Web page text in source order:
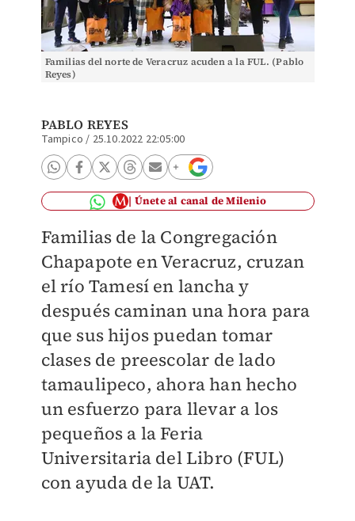
Familias del norte de Veracruz acuden a la FUL. (Pablo
Reyes)
PABLO REYES
Tampico / 25.10.2022 22:05:00
Únete al canal de Milenio
Familias de la Congregación
Chapapote en Veracruz, cruzan
el río Tamesí en lancha y
después caminan una hora para
que sus hijos puedan tomar
clases de preescolar de lado
tamaulipeco, ahora han hecho
un esfuerzo para llevar a los
pequeños a la Feria
Universitaria del Libro (FUL)
con ayuda de la UAT.